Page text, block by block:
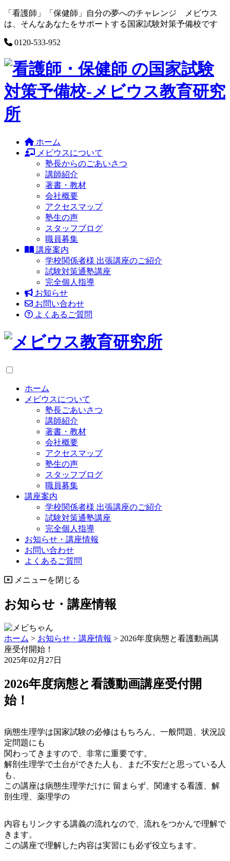
Skip
to
content
「看護師」「保健師」自分の夢へのチャレンジ メビウス
は、そんなあなたをサポートする国家試験対策予備校です
0120-533-952
ホーム
メビウスについて
塾長からのごあいさつ
講師紹介
著書・教材
会社概要
アクセスマップ
塾生の声
スタッフブログ
職員募集
講座案内
学校関係者様 出張講座のご紹介
試験対策通塾講座
完全個人指導
お知らせ
お問い合わせ
よくあるご質問
ホーム
メビウスについて
塾長ごあいさつ
講師紹介
著書・教材
会社概要
アクセスマップ
塾生の声
スタッフブログ
職員募集
講座案内
学校関係者様 出張講座のご紹介
試験対策通塾講座
完全個人指導
お知らせ・講座情報
お問い合わせ
よくあるご質問
メニューを閉じる
お知らせ・講座情報
ホーム > お知らせ・講座情報 > 2026年度病態と看護動画講
座受付開始！
2025年02月27日
2026年度病態と看護動画講座受付開
始！
病態生理学は国家試験の必修はもちろん、一般問題、状況設
定問題にも
関わってきますので、非常に重要です。
解剖生理学で土台ができた人も、まだ不安だと思っている人
も、
この講座は病態生理学だけに 留まらず、関連する看護、解
剖生理、薬理学の
内容もリンクする講義の流れなので、流れをつかんで理解で
きます。
この講座で理解した内容は実習にも必ず役立ちます。